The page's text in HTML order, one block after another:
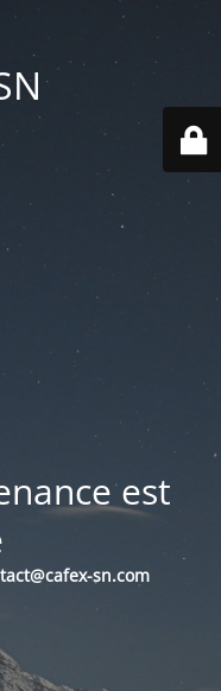
est
sn.com